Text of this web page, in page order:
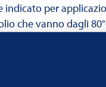
indicato per
che vanno dagli